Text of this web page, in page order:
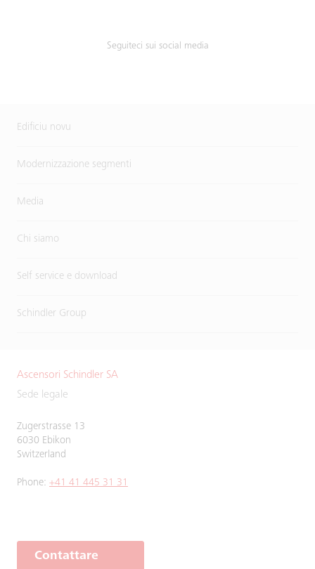
Seguiteci sui social media
Edificiu novu
Modernizzazione segmenti
Media
Chi siamo
Self service e download
Schindler Group
Ascensori Schindler SA
Sede legale
Zugerstrasse 13
6030 Ebikon
Switzerland
Phone: +41 41 445 31 31
Contattare